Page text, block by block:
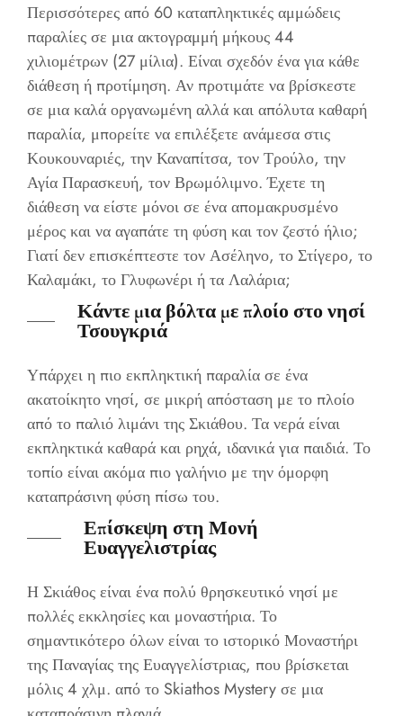
Περισσότερες από 60 καταπληκτικές αμμώδεις
παραλίες σε μια ακτογραμμή μήκους 44
χιλιομέτρων (27 μίλια). Είναι σχεδόν ένα για κάθε
διάθεση ή προτίμηση. Αν προτιμάτε να βρίσκεστε
σε μια καλά οργανωμένη αλλά και απόλυτα καθαρή
παραλία, μπορείτε να επιλέξετε ανάμεσα στις
Κουκουναριές, την Καναπίτσα, τον Τρούλο, την
Αγία Παρασκευή, τον Βρωμόλιμνο. Έχετε τη
διάθεση να είστε μόνοι σε ένα απομακρυσμένο
μέρος και να αγαπάτε τη φύση και τον ζεστό ήλιο;
Γιατί δεν επισκέπτεστε τον Ασέληνο, το Στίγερο, το
Καλαμάκι, το Γλυφωνέρι ή τα Λαλάρια;
Κάντε μια βόλτα με πλοίο στο νησί
Τσουγκριά
Υπάρχει η πιο εκπληκτική παραλία σε ένα
ακατοίκητο νησί, σε μικρή απόσταση με το πλοίο
από το παλιό λιμάνι της Σκιάθου. Τα νερά είναι
εκπληκτικά καθαρά και ρηχά, ιδανικά για παιδιά. Το
τοπίο είναι ακόμα πιο γαλήνιο με την όμορφη
καταπράσινη φύση πίσω του.
Επίσκεψη στη Μονή
Ευαγγελιστρίας
Η Σκιάθος είναι ένα πολύ θρησκευτικό νησί με
πολλές εκκλησίες και μοναστήρια. Το
σημαντικότερο όλων είναι το ιστορικό Μοναστήρι
της Παναγίας της Ευαγγελίστριας, που βρίσκεται
μόλις 4 χλμ. από το Skiathos Mystery σε μια